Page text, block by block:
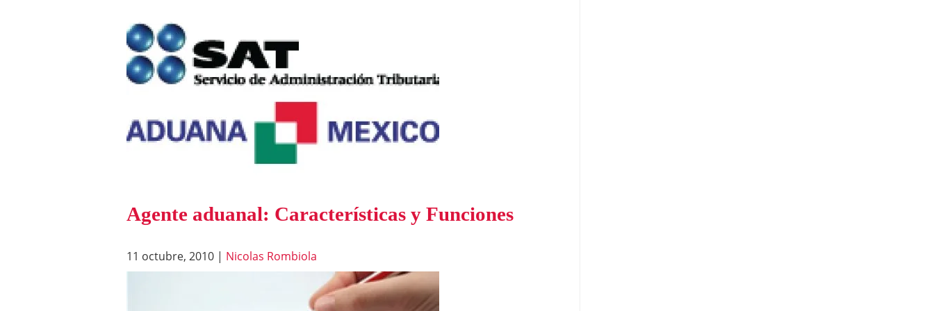
Agente aduanal: Características y Funciones
11 octubre, 2010 | Nicolas Rombiola